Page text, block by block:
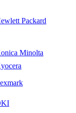
Packard
Minolta